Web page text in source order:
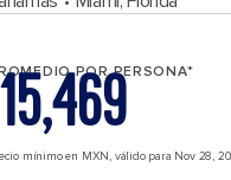
POR PERSONA*
15,469
mínimo en MXN, válido para Nov 28,